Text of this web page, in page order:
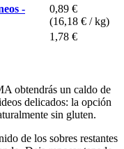
-
0,89 €
(16,18 € / kg)
1,78 €
obtendrás un caldo de
delicados: la opción
sin gluten.
de los sobres restantes